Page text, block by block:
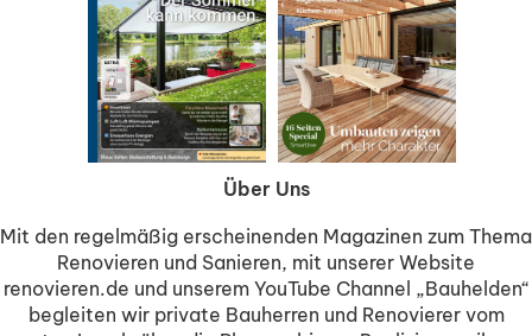
Über Uns
Mit den regelmäßig erscheinenden Magazinen zum Thema
Renovieren und Sanieren, mit unserer Website
renovieren.de und unserem YouTube Channel „Bauhelden“
begleiten wir private Bauherren und Renovierer vom